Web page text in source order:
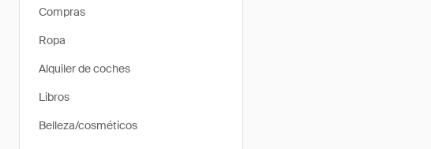
Compras
Ropa
Alquiler de coches
Libros
Belleza/cosméticos